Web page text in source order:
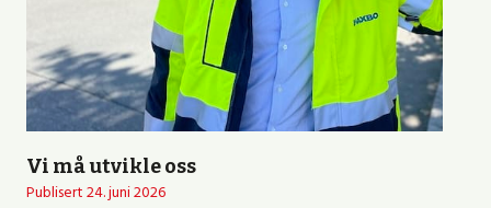
Vi må utvikle oss
Publisert24. juni 2026